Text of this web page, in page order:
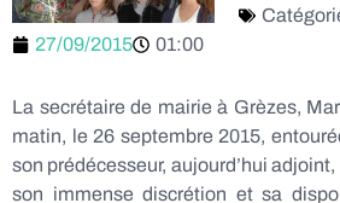
27/09/2015
01:00
La secrétaire de mairie à Grèzes,
matin, le 26 septembre 2015,
son prédécesseur, aujourd’hui
son immense discrétion et sa